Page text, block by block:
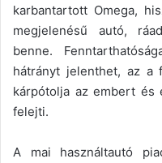
karbantartott Omega,
megjelenésű autó,
benne.
hátrányt jelenthet, az a
kárpótolja az embert és
felejti.
A mai használtautó